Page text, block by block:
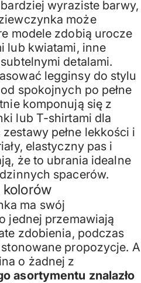
wyraziste barwy,
może
modele zdobią urocze
lub kwiatami, inne
detalami.
legginsy do stylu
spokojnych po pełne
komponują się z
lub T-shirtami dla
pełne lekkości i
elastyczny pas i
że to ubrania idealne
spacerów.
ma swój
jednej przemawiają
zdobienia, podczas
propozycje. A
o żadnej z
asortymentu znalazło